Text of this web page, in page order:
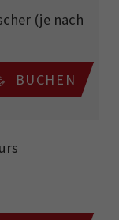
(je nach
BUCHEN